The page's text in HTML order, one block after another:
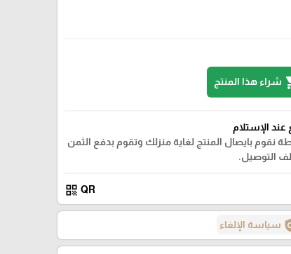
شراء هذا المنتج
عند الإستلام
نقوم بايصال المنتج لغاية منزلك وتقوم بدفع الثمن
التوصيل.
QR
qr_code
سياسة الإلغاء